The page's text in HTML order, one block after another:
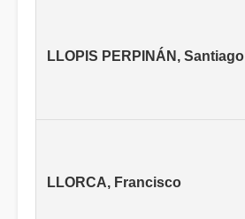
LLOPIS PERPINÁN, Santiago
LLORCA, Francisco